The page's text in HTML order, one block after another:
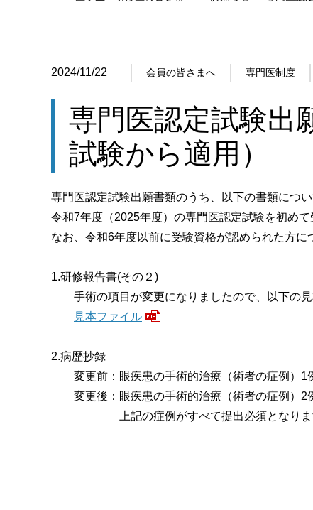
2024/11/22 会員の皆さまへ 専門医制度
専門医認定試験出
試験から適用）
専門医認定試験出願書類のうち、以下の書類につ
令和7年度（2025年度）の専門医認定試験を初め
なお、令和6年度以前に受験資格が認められた方
1.研修報告書(その２)
手術の項目が変更になりましたので、以下の見
見本ファイル
2.病歴抄録
変更前：眼疾患の手術的治療（術者の症例）1
変更後：眼疾患の手術的治療（術者の症例）2
上記の症例がすべて提出必須となりま